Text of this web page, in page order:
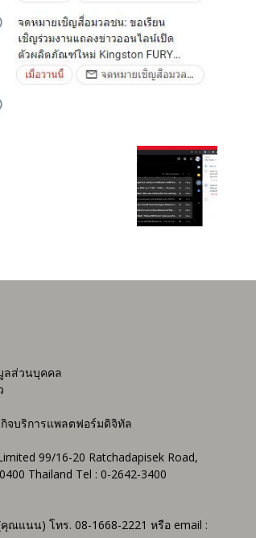
ลส่วนบุคคล
จบริการแพลตฟอร์มดิจิทัล
99/16-20 Ratchadapisek Road,
Thailand Tel : 0-2642-3400
แนน) โทร. 08-1668-2221 หรือ email :